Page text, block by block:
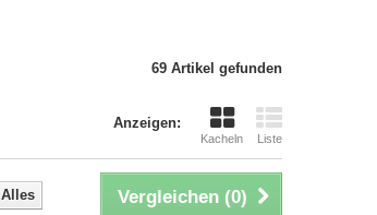
69 Artikel gefunden
Anzeigen:
Kacheln Liste
Vergleichen (0)
Alles